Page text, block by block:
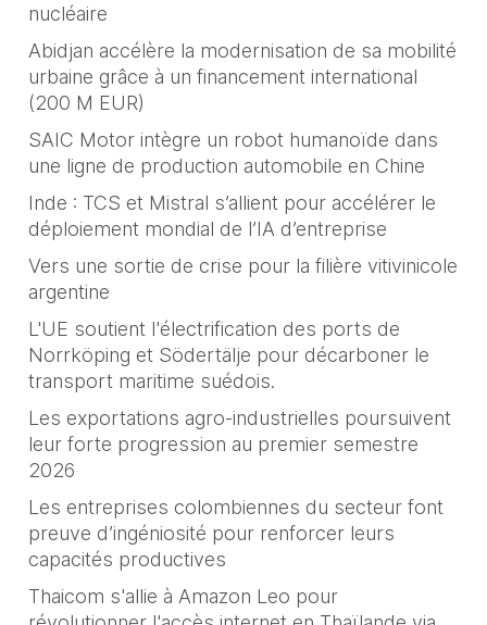
nucléaire
Abidjan accélère la modernisation de sa mobilité
urbaine grâce à un financement international
(200 M EUR)
SAIC Motor intègre un robot humanoïde dans
une ligne de production automobile en Chine
Inde : TCS et Mistral s’allient pour accélérer le
déploiement mondial de l’IA d’entreprise
Vers une sortie de crise pour la filière vitivinicole
argentine
L'UE soutient l'électrification des ports de
Norrköping et Södertälje pour décarboner le
transport maritime suédois.
Les exportations agro-industrielles poursuivent
leur forte progression au premier semestre
2026
Les entreprises colombiennes du secteur font
preuve d’ingéniosité pour renforcer leurs
capacités productives
Thaicom s'allie à Amazon Leo pour